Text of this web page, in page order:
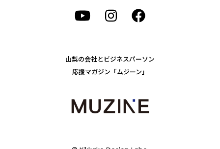
山梨の会社とビジネスパーソン
応援マガジン「ムジーン」